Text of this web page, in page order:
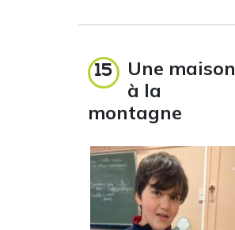
15
Une maison
à la
montagne